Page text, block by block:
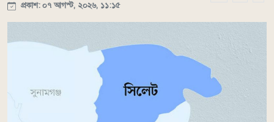
প্রকাশ: ০৭ আগস্ট, ২০২৬, ১১:১৫